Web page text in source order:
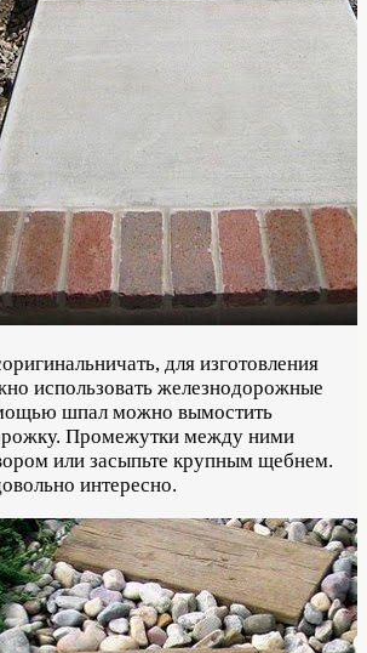
для изготовления
использовать железнодорожные
шпал можно вымостить
Промежутки между ними
или засыпьте крупным щебнем.
интересно.